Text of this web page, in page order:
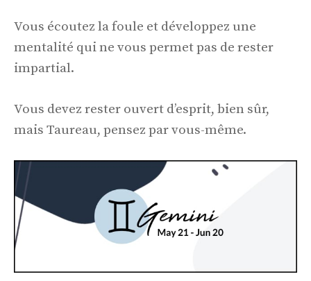
Vous écoutez la foule et développez une
mentalité qui ne vous permet pas de rester
impartial.
Vous devez rester ouvert d’esprit, bien sûr,
mais Taureau, pensez par vous-même.